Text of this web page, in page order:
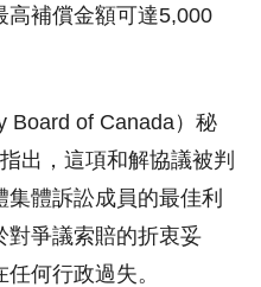
高補償金額可達5,000
Board of Canada）秘
出，這項和解協議被判
體訴訟成員的最佳利
對爭議索賠的折衷妥
何行政過失。